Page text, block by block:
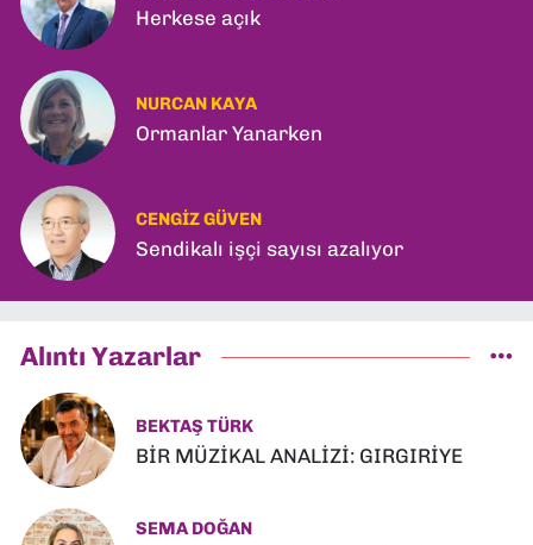
Herkese açık
NURCAN KAYA
Ormanlar Yanarken
CENGIZ GÜVEN
Sendikalı işçi sayısı azalıyor
Alıntı Yazarlar
BEKTAŞ TÜRK
BİR MÜZİKAL ANALİZİ: GIRGIRİYE
SEMA DOĞAN